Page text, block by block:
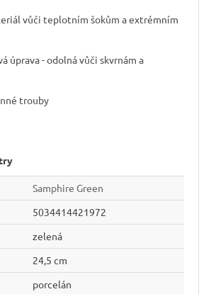
vůči teplotním šokům a extrémním
úprava - odolná vůči skvrnám a
trouby
Samphire Green
5034414421972
zelená
24,5 cm
porcelán